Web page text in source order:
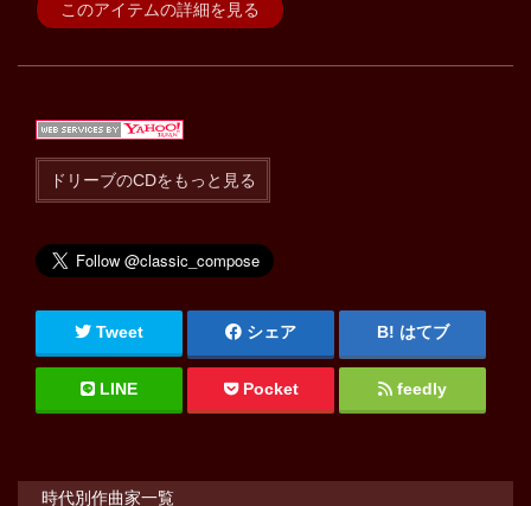
このアイテムの詳細を見る
ドリーブのCDをもっと見る
Tweet シェア はてブ
LINE Pocket feedly
時代別作曲家一覧